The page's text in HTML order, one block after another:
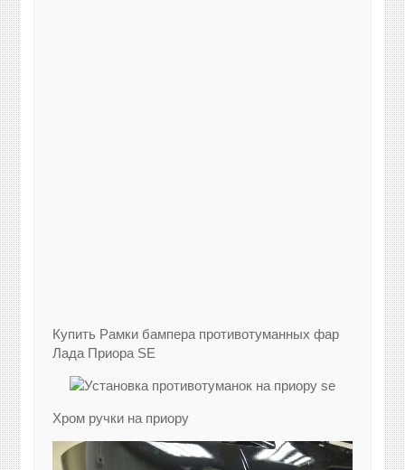
Купить Рамки бампера противотуманных фар
Лада Приора SE
Хром ручки на приору